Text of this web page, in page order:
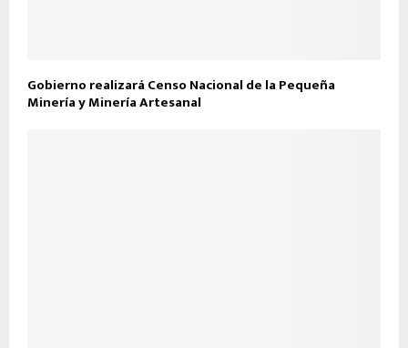
Gobierno realizará Censo Nacional de la Pequeña
Minería y Minería Artesanal